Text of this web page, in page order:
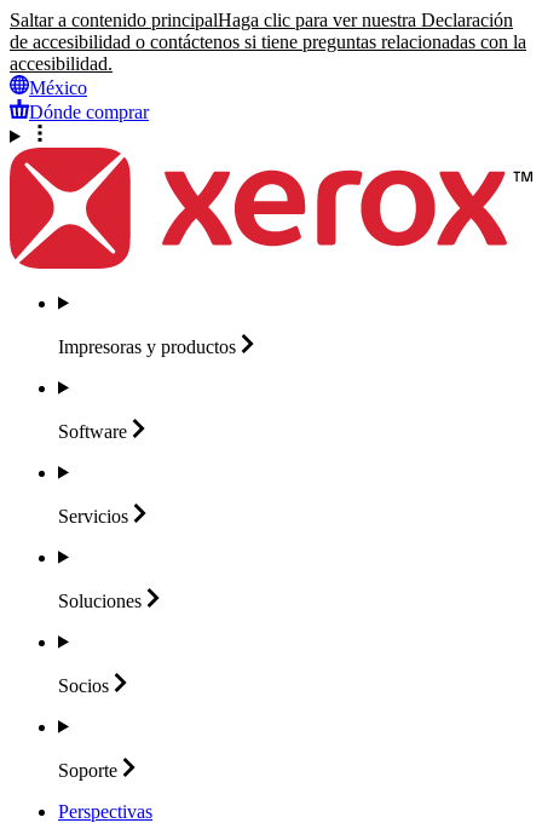
Saltar a contenido principalHaga clic para ver nuestra Declaración
de accesibilidad o contáctenos si tiene preguntas relacionadas con la
accesibilidad.
México
Dónde comprar
Impresoras y productos
Software
Servicios
Soluciones
Socios
Soporte
Perspectivas